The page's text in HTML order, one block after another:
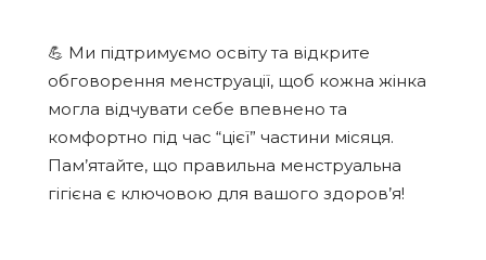
💪 Ми підтримуємо освіту та відкрите
обговорення менструації, щоб кожна жінка
могла відчувати себе впевнено та
комфортно під час “цієї” частини місяця.
Пам’ятайте, що правильна менструальна
гігієна є ключовою для вашого здоров’я!